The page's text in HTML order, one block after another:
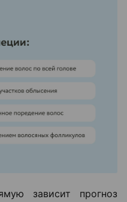
зависит прогноз